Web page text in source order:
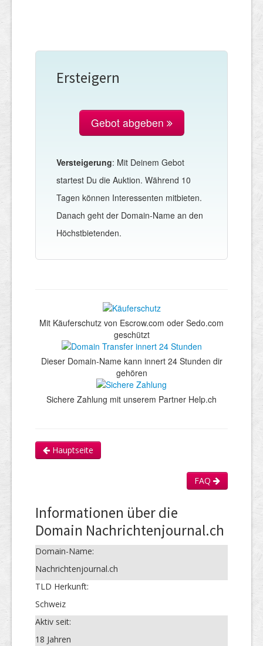
Ersteigern
Gebot abgeben
Versteigerung: Mit Deinem Gebot
startest Du die Auktion. Während 10
Tagen können Interessenten mitbieten.
Danach geht der Domain-Name an den
Höchstbietenden.
Mit Käuferschutz von Escrow.com oder Sedo.com
geschützt
Dieser Domain-Name kann innert 24 Stunden dir
gehören
Sichere Zahlung mit unserem Partner Help.ch
Hauptseite
FAQ
Informationen über die
Domain Nachrichtenjournal.ch
Domain-Name:
Nachrichtenjournal.ch
TLD Herkunft:
Schweiz
Aktiv seit:
18 Jahren